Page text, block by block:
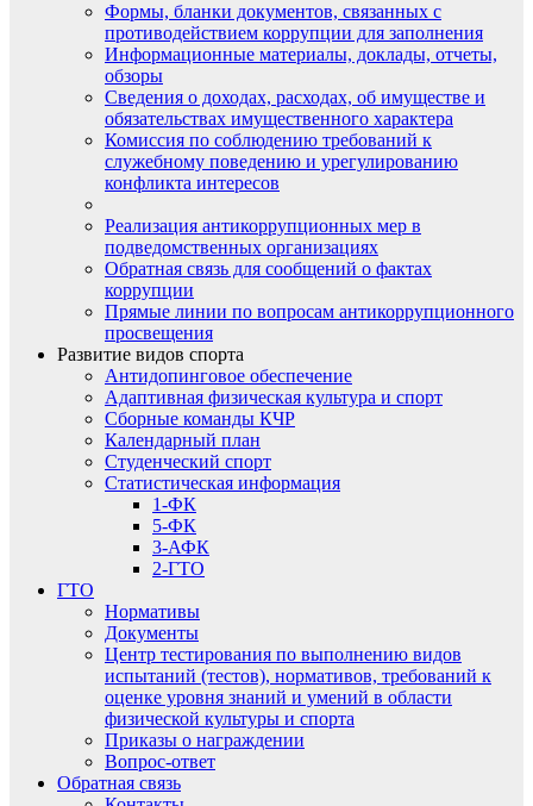
Формы, бланки документов, связанных с
противодействием коррупции для заполнения
Информационные материалы, доклады, отчеты,
обзоры
Сведения о доходах, расходах, об имуществе и
обязательствах имущественного характера
Комиссия по соблюдению требований к
служебному поведению и урегулированию
конфликта интересов
Реализация антикоррупционных мер в
подведомственных организациях
Обратная связь для сообщений о фактах
коррупции
Прямые линии по вопросам антикоррупционного
просвещения
Развитие видов спорта
Антидопинговое обеспечение
Адаптивная физическая культура и спорт
Сборные команды КЧР
Календарный план
Студенческий спорт
Статистическая информация
1-ФК
5-ФК
3-АФК
2-ГТО
ГТО
Нормативы
Документы
Центр тестирования по выполнению видов
испытаний (тестов), нормативов, требований к
оценке уровня знаний и умений в области
физической культуры и спорта
Приказы о награждении
Вопрос-ответ
Обратная связь